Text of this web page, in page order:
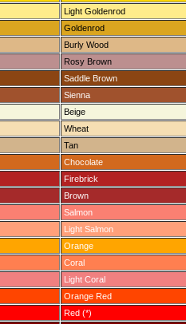
Light Goldenrod
Goldenrod
Burly Wood
Rosy Brown
Saddle Brown
Sienna
Beige
Wheat
Tan
Chocolate
Firebrick
Brown
Salmon
Light Salmon
Orange
Coral
Light Coral
Orange Red
Red (*)